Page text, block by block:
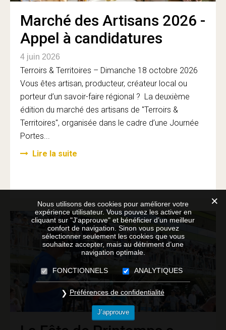
Marché des Artisans 2026 -
Appel à candidatures
4 juin 2026
Terroirs & Territoires – Dimanche 18 octobre 2026
Vous êtes artisan, producteur, créateur local ou
porteur d’un savoir-faire régional ? La deuxième
édition du marché des artisans de "Terroirs &
Territoires", organisée dans le cadre d’une Journée
Portes...
Lire la suite
Nous utilisons des cookies pour améliorer votre
expérience utilisateur. Vous pouvez les activer en
cliquant sur "J'approuve" et bénéficier d’un meilleur
confort de navigation. Sinon vous pouvez
sélectionner seulement les cookies que vous
souhaitez accepter, mais au détriment d’une
navigation optimale.
FONCTIONNELS ANALYTIQUES
Préférences de confidentialité
J’approuve